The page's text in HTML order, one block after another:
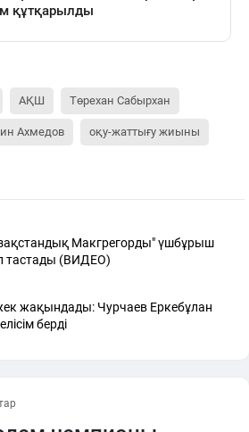
АҚШ Төрехан Сабырхан
Ахмедов оқу-жаттығу жиыны
Макгрегорды" үшбұрыш
тастады (ВИДЕО)
жақындады: Чурчаев Еркебұлан
берді